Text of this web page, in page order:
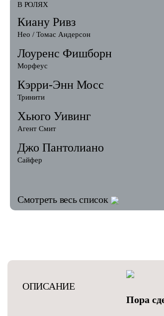
В РОЛЯХ
Киану Ривз
Нео / Томас Андерсон
Лоуренс Фишборн
Морфеус
Кэрри-Энн Мосс
Тринити
Хьюго Уивинг
Агент Смит
Джо Пантолиано
Сайфер
Смотреть весь список
ОПИСАНИЕ
Пора